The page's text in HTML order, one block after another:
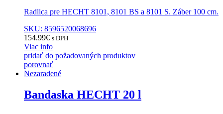
Radlica pre HECHT 8101, 8101 BS a 8101 S. Záber 100 cm.
SKU: 8596520068696
154.99€ s DPH
Viac info
pridať do požadovaných produktov
porovnať
Nezaradené
Bandaska HECHT 20 l